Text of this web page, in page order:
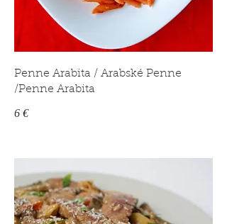
Penne Arabita / Arabské Penne
/Penne Arabita
6 €